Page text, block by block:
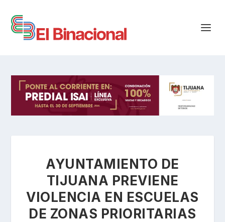
AYUNTAMIENTO DE
TIJUANA PREVIENE
VIOLENCIA EN ESCUELAS
DE ZONAS PRIORITARIAS